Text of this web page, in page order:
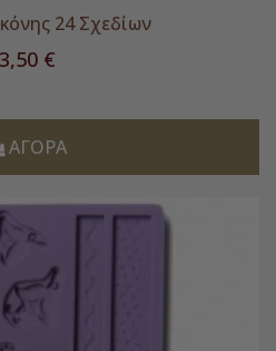
24 Σχεδίων
Τιμή
3,50 €
ΑΓΟΡΆ